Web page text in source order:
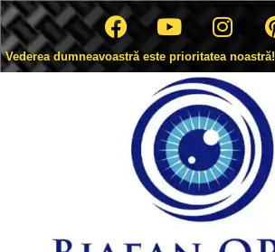
Vederea dumneavoastră este prioritatea noastră!